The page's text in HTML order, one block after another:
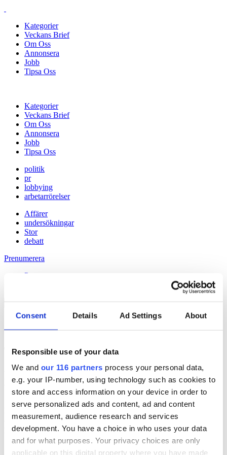
Consent Details Ad Settings About
Responsible use of your data
We and our 116 partners process your personal data,
e.g. your IP-number, using technology such as cookies to
store and access information on your device in order to
serve personalized ads and content, ad and content
measurement, audience research and services
development. You have a choice in who uses your data
and for what purposes. Your privacy choices are only
applicable on this digital property where you have made
Kategorier
Veckans Brief
Om Oss
Annonsera
Jobb
Tipsa Oss
Kategorier
Veckans Brief
Om Oss
Annonsera
Jobb
Tipsa Oss
politik
pr
lobbying
arbetarrörelser
Affärer
undersökningar
Stor
debatt
Prenumerera
Prenumerera
12 Feb 2015
Tele2 byter ir-chef
Håll dig uppdaterad med
Veckans Brief!
Få exklusiv tillgång till Veckans Brief, den essentiella läsningen för
alla som driver opinionsbildning och samhällsförändring, genom en
prenumeration på Dagens Opinion.
Grundprenumeration